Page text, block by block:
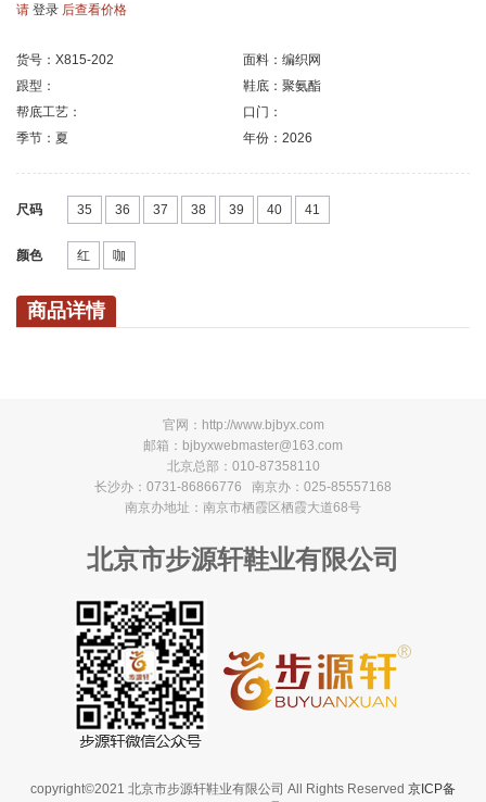
请 登录 后查看价格
货号：X815-202
面料：编织网
跟型：
鞋底：聚氨酯
帮底工艺：
口门：
季节：夏
年份：2026
尺码 35 36 37 38 39 40 41
颜色 红 咖
商品详情
官网： http://www.bjbyx.com
邮箱：bjbyxwebmaster@163.com
北京总部：010-87358110
长沙办：0731-86866776 南京办：025-85557168
南京办地址：南京市栖霞区栖霞大道68号
北京市步源轩鞋业有限公司
copyright©2021 北京市步源轩鞋业有限公司 All Rights Reserved 京ICP备